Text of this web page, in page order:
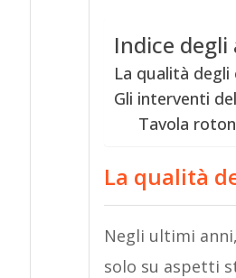
Indice
La qualità degli
Gli interventi
Tavola
La qualità
Negli ultimi
solo su aspetti